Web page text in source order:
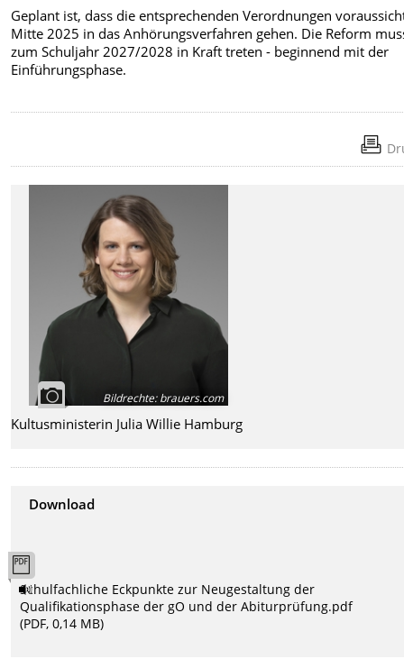
Geplant ist, dass die entsprechenden Verordnungen
Mitte 2025 in das Anhörungsverfahren gehen. Die Reform
zum Schuljahr 2027/2028 in Kraft treten - beginnend mit der
Einführungsphase.
Bildrechte:brauers.com
Kultusministerin Julia Willie Hamburg
Download
Schulfachliche Eckpunkte zur Neugestaltung der
Qualifikationsphase der gO und der Abiturprüfung.pdf
(PDF, 0,14 MB)